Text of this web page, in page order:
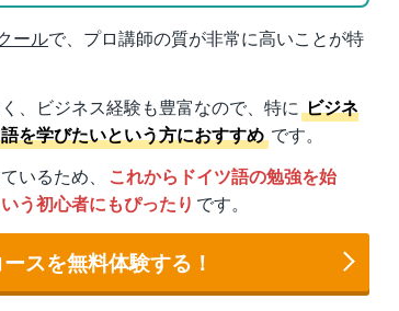
ールで、プロ講師の質が非常に高いことが特
、ビジネス経験も豊富なので、特に ビジネ
を学びたいという方におすすめ です。
いるため、
これからドイツ語の勉強を始
う初心者にもぴったり です。
スを無料体験する！